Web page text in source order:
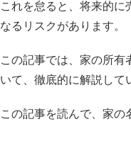
これを怠ると、将来的に
なるリスクがあります。
この記事では、家の所有
いて、徹底的に解説して
この記事を読んで、家の